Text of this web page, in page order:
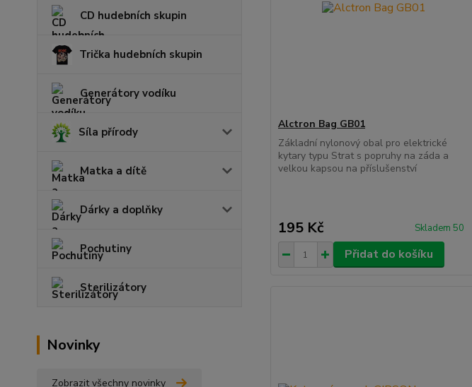
CD hudebních skupin
Trička hudebních skupin
Generátory vodíku
Síla přírody
Matka a dítě
Dárky a doplňky
Pochutiny
Sterilizátory
Novinky
Zobrazit všechny novinky
Alctron Bag GB01
Základní nylonový obal pro elektrické
kytary typu Strat s popruhy na záda a
velkou kapsou na příslušenství
195 Kč Skladem 50
Přidat do košíku